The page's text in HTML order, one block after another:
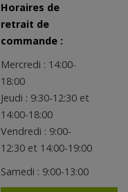
Horaires de
retrait de
commande :
Mercredi : 14:00-
18:00
Jeudi : 9:30-12:30 et
14:00-18:00
Vendredi : 9:00-
12:30 et 14:00-19:00
Samedi : 9:00-13:00